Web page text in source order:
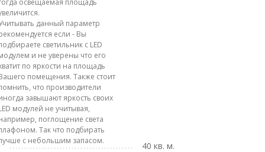
освещаемая площадь
данный параметр
если - Вы
светильник с LED
и не уверены что его
по яркости на площадь
помещения. Также стоит
что производители
завышают яркость своих
модулей не учитывая,
поглощение света
Так что подбирать
с небольшим запасом.
40 кв. м.